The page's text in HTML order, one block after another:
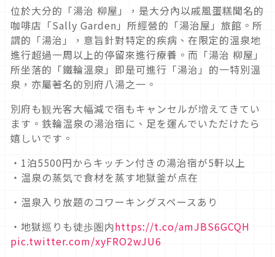
位於大分的「湯治 柳屋」，是大分內以戚風蛋糕聞名的
咖啡店「Sally Garden」所經營的「湯治屋」旅館。所
謂的「湯治」，意旨針對特定的疾病、在限定的溫泉地
進行超過一周以上的停留來進行療養。而「湯治 柳屋」
所坐落的「鐵輪溫泉」即是可進行「湯治」的一特別溫
泉，亦屬著名的別府八湯之一。
別府も観光客大幅減で宿もキャンセルが増えてきてい
ます。鉄輪温泉の湯治宿に、足を運んでいただけたら
嬉しいです。
・1泊5500円からキッチン付きの湯治宿が5軒以上
・温泉の蒸気で食材を蒸す地獄釜が点在
・温泉入り放題のコワーキングスペースあり
・地獄巡りも徒歩圏内https://t.co/amJBS6GCQH
pic.twitter.com/xyFRO2wJU6